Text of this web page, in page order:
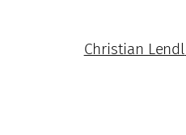
Christian Lendl